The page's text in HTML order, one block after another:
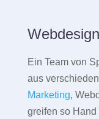
Ein Team von
aus
Marketing,
greifen so